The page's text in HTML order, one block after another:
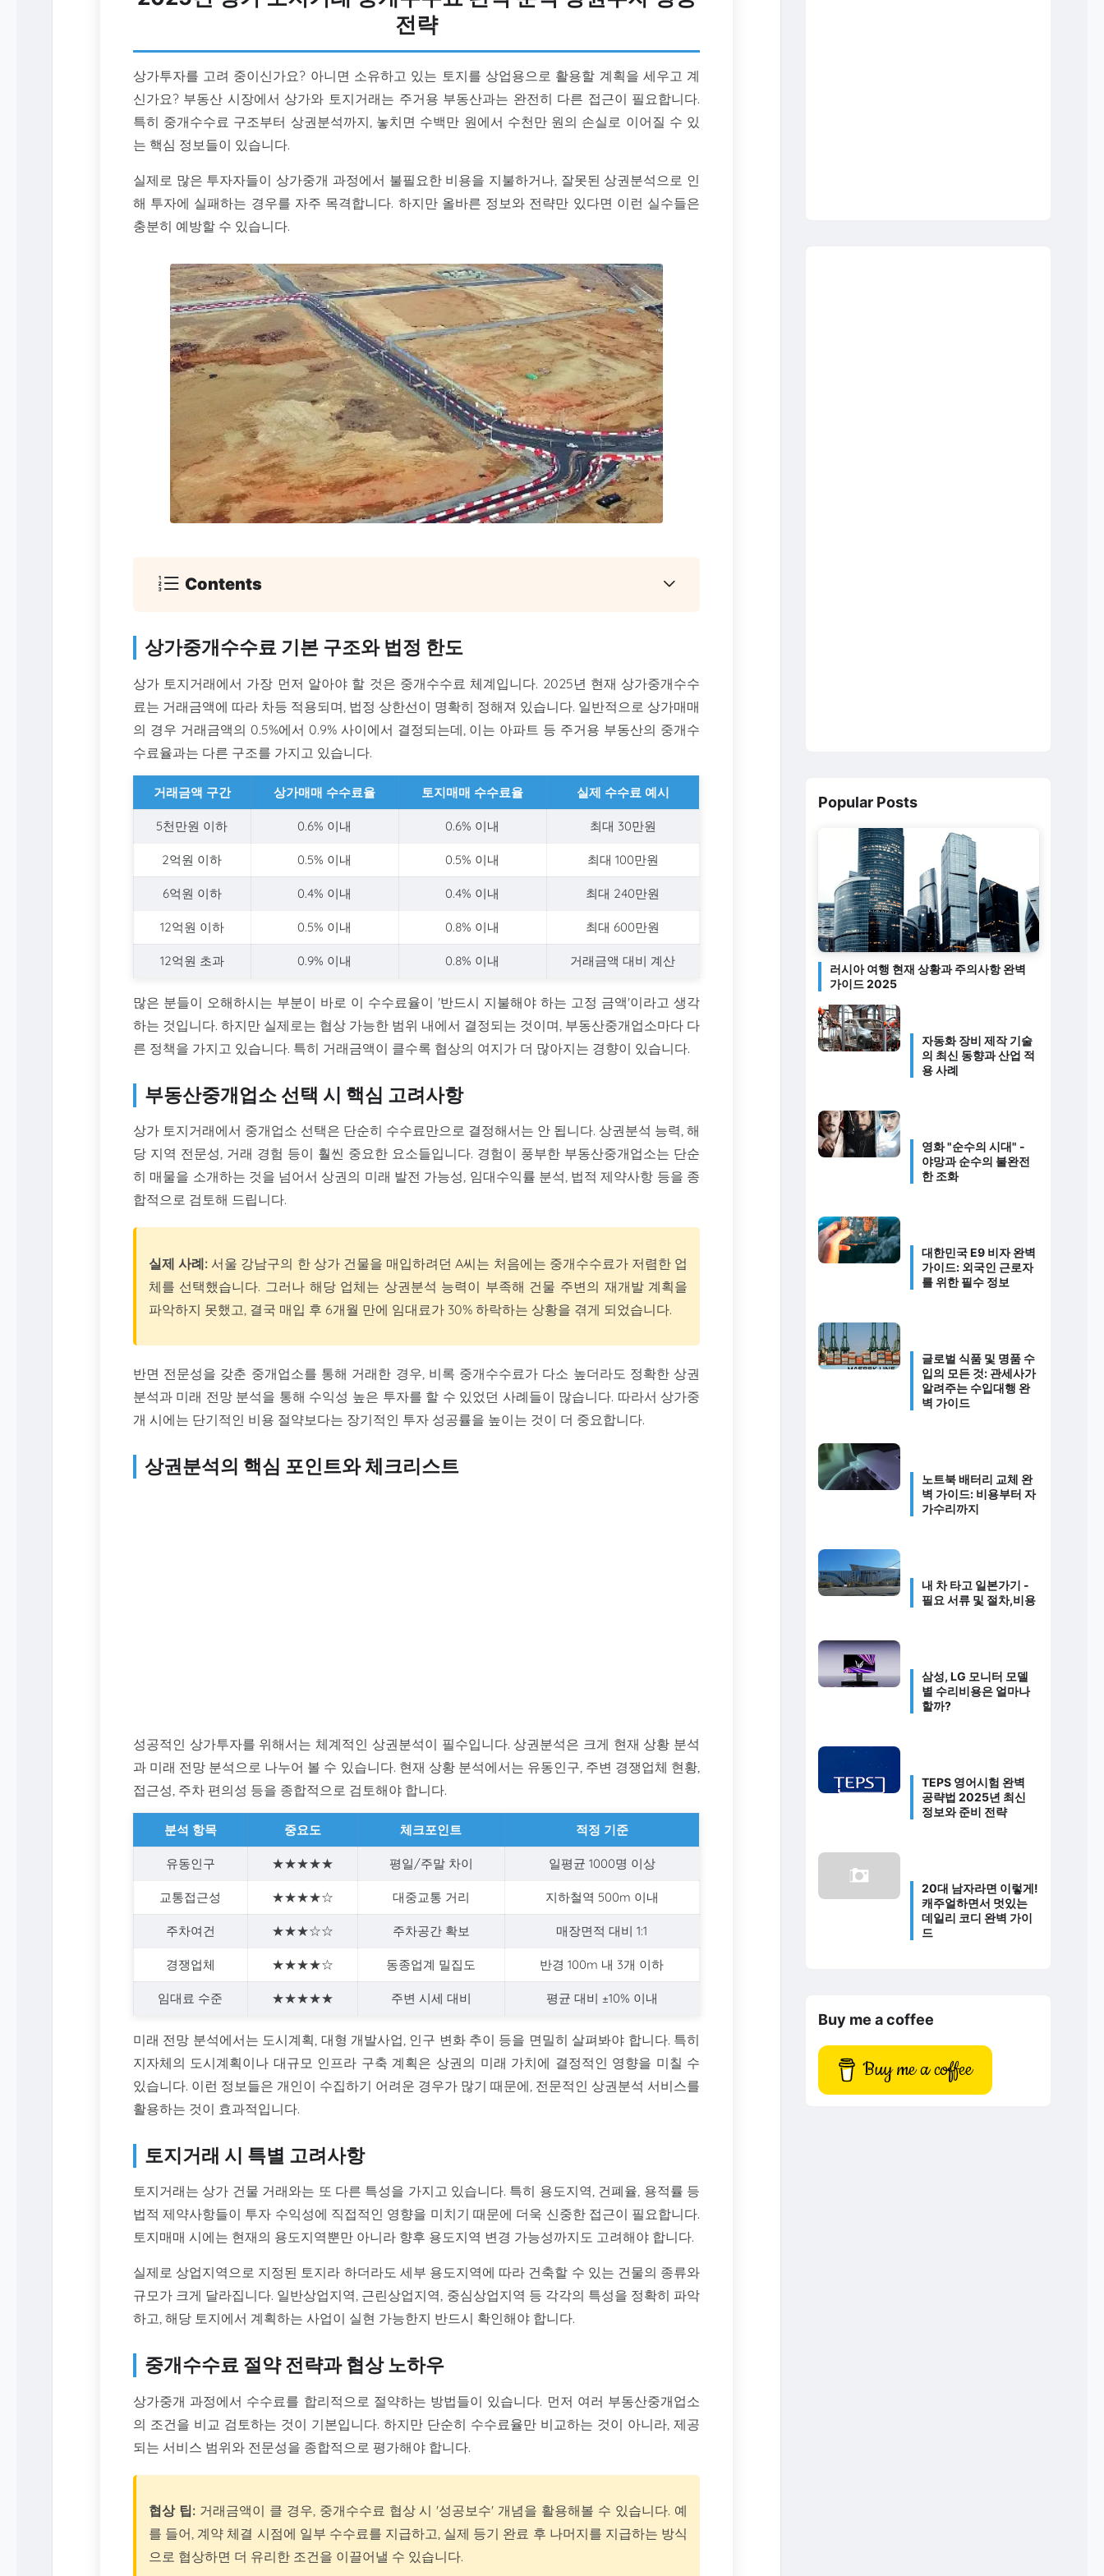
전략
상가투자를 고려 중이신가요? 아니면 소유하고 있는 토지를 상업용으로 활용할 계획을 세우고 계
신가요? 부동산 시장에서 상가와 토지거래는 주거용 부동산과는 완전히 다른 접근이 필요합니다.
특히 중개수수료 구조부터 상권분석까지, 놓치면 수백만 원에서 수천만 원의 손실로 이어질 수 있
는 핵심 정보들이 있습니다.
실제로 많은 투자자들이 상가중개 과정에서 불필요한 비용을 지불하거나, 잘못된 상권분석으로 인
해 투자에 실패하는 경우를 자주 목격합니다. 하지만 올바른 정보와 전략만 있다면 이런 실수들은
충분히 예방할 수 있습니다.
Contents
상가중개수수료 기본 구조와 법정 한도
상가 토지거래에서 가장 먼저 알아야 할 것은 중개수수료 체계입니다. 2025년 현재 상가중개수수
료는 거래금액에 따라 차등 적용되며, 법정 상한선이 명확히 정해져 있습니다. 일반적으로 상가매매
의 경우 거래금액의 0.5%에서 0.9% 사이에서 결정되는데, 이는 아파트 등 주거용 부동산의 중개수
수료율과는 다른 구조를 가지고 있습니다.
거래금액 구간 상가매매 수수료율 토지매매 수수료율 실제 수수료 예시
5천만원 이하 0.6% 이내 0.6% 이내 최대 30만원
2억원 이하 0.5% 이내 0.5% 이내 최대 100만원
6억원 이하 0.4% 이내 0.4% 이내 최대 240만원
12억원 이하 0.5% 이내 0.8% 이내 최대 600만원
12억원 초과 0.9% 이내 0.8% 이내 거래금액 대비 계산
많은 분들이 오해하시는 부분이 바로 이 수수료율이 '반드시 지불해야 하는 고정 금액'이라고 생각
하는 것입니다. 하지만 실제로는 협상 가능한 범위 내에서 결정되는 것이며, 부동산중개업소마다 다
른 정책을 가지고 있습니다. 특히 거래금액이 클수록 협상의 여지가 더 많아지는 경향이 있습니다.
부동산중개업소 선택 시 핵심 고려사항
상가 토지거래에서 중개업소 선택은 단순히 수수료만으로 결정해서는 안 됩니다. 상권분석 능력, 해
당 지역 전문성, 거래 경험 등이 훨씬 중요한 요소들입니다. 경험이 풍부한 부동산중개업소는 단순
히 매물을 소개하는 것을 넘어서 상권의 미래 발전 가능성, 임대수익률 분석, 법적 제약사항 등을 종
합적으로 검토해 드립니다.
실제 사례: 서울 강남구의 한 상가 건물을 매입하려던 A씨는 처음에는 중개수수료가 저렴한 업
체를 선택했습니다. 그러나 해당 업체는 상권분석 능력이 부족해 건물 주변의 재개발 계획을
파악하지 못했고, 결국 매입 후 6개월 만에 임대료가 30% 하락하는 상황을 겪게 되었습니다.
반면 전문성을 갖춘 중개업소를 통해 거래한 경우, 비록 중개수수료가 다소 높더라도 정확한 상권
분석과 미래 전망 분석을 통해 수익성 높은 투자를 할 수 있었던 사례들이 많습니다. 따라서 상가중
개 시에는 단기적인 비용 절약보다는 장기적인 투자 성공률을 높이는 것이 더 중요합니다.
상권분석의 핵심 포인트와 체크리스트
성공적인 상가투자를 위해서는 체계적인 상권분석이 필수입니다. 상권분석은 크게 현재 상황 분석
과 미래 전망 분석으로 나누어 볼 수 있습니다. 현재 상황 분석에서는 유동인구, 주변 경쟁업체 현황,
접근성, 주차 편의성 등을 종합적으로 검토해야 합니다.
분석 항목 중요도 체크포인트 적정 기준
유동인구 ★★★★★ 평일/주말 차이 일평균 1000명 이상
교통접근성 ★★★★☆ 대중교통 거리 지하철역 500m 이내
주차여건 ★★★☆☆ 주차공간 확보 매장면적 대비 1:1
경쟁업체 ★★★★☆ 동종업계 밀집도 반경 100m 내 3개 이하
임대료 수준 ★★★★★ 주변 시세 대비 평균 대비 ±10% 이내
미래 전망 분석에서는 도시계획, 대형 개발사업, 인구 변화 추이 등을 면밀히 살펴봐야 합니다. 특히
지자체의 도시계획이나 대규모 인프라 구축 계획은 상권의 미래 가치에 결정적인 영향을 미칠 수
있습니다. 이런 정보들은 개인이 수집하기 어려운 경우가 많기 때문에, 전문적인 상권분석 서비스를
활용하는 것이 효과적입니다.
토지거래 시 특별 고려사항
토지거래는 상가 건물 거래와는 또 다른 특성을 가지고 있습니다. 특히 용도지역, 건폐율, 용적률 등
법적 제약사항들이 투자 수익성에 직접적인 영향을 미치기 때문에 더욱 신중한 접근이 필요합니다.
토지매매 시에는 현재의 용도지역뿐만 아니라 향후 용도지역 변경 가능성까지도 고려해야 합니다.
실제로 상업지역으로 지정된 토지라 하더라도 세부 용도지역에 따라 건축할 수 있는 건물의 종류와
규모가 크게 달라집니다. 일반상업지역, 근린상업지역, 중심상업지역 등 각각의 특성을 정확히 파악
하고, 해당 토지에서 계획하는 사업이 실현 가능한지 반드시 확인해야 합니다.
중개수수료 절약 전략과 협상 노하우
상가중개 과정에서 수수료를 합리적으로 절약하는 방법들이 있습니다. 먼저 여러 부동산중개업소
의 조건을 비교 검토하는 것이 기본입니다. 하지만 단순히 수수료율만 비교하는 것이 아니라, 제공
되는 서비스 범위와 전문성을 종합적으로 평가해야 합니다.
협상 팁:거래금액이 클 경우, 중개수수료 협상 시 '성공보수' 개념을 활용해볼 수 있습니다. 예
를 들어, 계약 체결 시점에 일부 수수료를 지급하고, 실제 등기 완료 후 나머지를 지급하는 방식
으로 협상하면 더 유리한 조건을 이끌어낼 수 있습니다.
Popular Posts
러시아 여행 현재 상황과 주의사항 완벽
가이드 2025
자동화 장비 제작 기술
의 최신 동향과 산업 적
용 사례
영화 "순수의 시대" -
야망과 순수의 불완전
한 조화
대한민국 E9 비자 완벽
가이드: 외국인 근로자
를 위한 필수 정보
글로벌 식품 및 명품 수
입의 모든 것: 관세사가
알려주는 수입대행 완
벽 가이드
노트북 배터리 교체 완
벽 가이드: 비용부터 자
가수리까지
내 차 타고 일본가기 -
필요 서류 및 절차,비용
삼성, LG 모니터 모델
별 수리비용은 얼마나
할까?
TEPS 영어시험 완벽
공략법 2025년 최신
정보와 준비 전략
20대 남자라면 이렇게!
캐주얼하면서 멋있는
데일리 코디 완벽 가이
드
Buy me a coffee
Buy me a coffee